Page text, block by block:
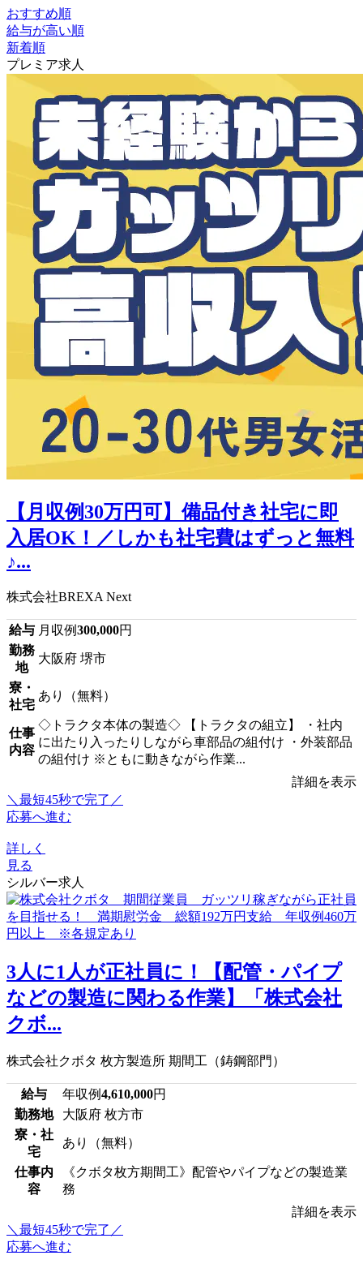
おすすめ順
給与が高い順
新着順
プレミア求人
【月収例30万円可】備品付き社宅に即
入居OK！／しかも社宅費はずっと無料
♪...
株式会社BREXA Next
給与 月収例300,000円
勤務
地
大阪府 堺市
寮・
社宅
あり（無料）
仕事
内容
◇トラクタ本体の製造◇ 【トラクタの組立】 ・社内
に出たり入ったりしながら車部品の組付け ・外装部品
の組付け ※ともに動きながら作業...
詳細を表示
＼最短45秒で完了／
応募へ進む
詳しく
見る
シルバー求人
3人に1人が正社員に！【配管・パイプ
などの製造に関わる作業】「株式会社
クボ...
株式会社クボタ 枚方製造所 期間工（鋳鋼部門）
給与 年収例4,610,000円
勤務地
大阪府 枚方市
寮・社
宅
あり（無料）
仕事内
容
《クボタ枚方期間工》配管やパイプなどの製造業
務
詳細を表示
＼最短45秒で完了／
応募へ進む